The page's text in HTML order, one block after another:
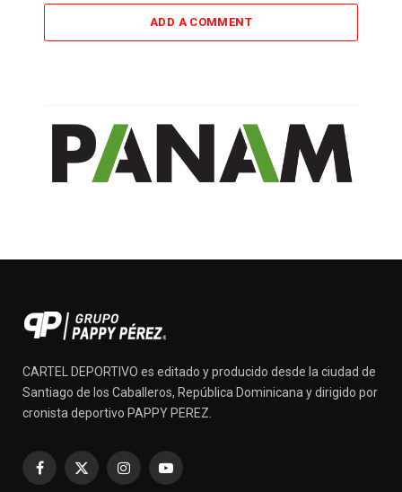
ADD A COMMENT
CARTEL DEPORTIVO es editado y producido desde la ciudad de
Santiago de los Caballeros, República Dominicana y dirigido por
cronista deportivo PAPPY PEREZ.
Facebook
X
InstagramYouTube